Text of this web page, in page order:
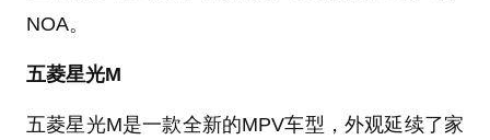
NOA。
五菱星光M
五菱星光M是一款全新的MPV车型，外观延续了家